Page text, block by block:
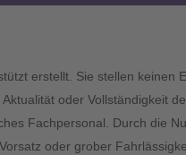
erstellt. Sie stellen keinen
oder Vollständigkeit
Fachpersonal. Durch die
oder grober